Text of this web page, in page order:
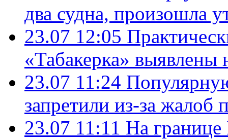
два судна, произошла
23.07 12:05
«Табакерка»
23.07 11:24
запретили из-за жалоб
23.07 11:11 На границе